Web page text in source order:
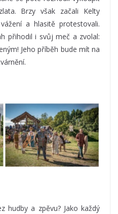
Brzy však začali Kelty
a hlasitě protestovali.
přihodil i svůj meč a zvolal:
Jeho příběh bude mít na
hudby a zpěvu? Jako každý